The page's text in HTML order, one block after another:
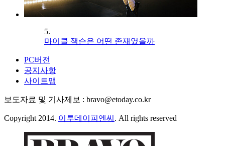
5.
마이클 잭슨은 어떤 존재였을까
PC버전
공지사항
사이트맵
보도자료 및 기사제보 : bravo@etoday.co.kr
Copyright 2014. 이투데이피엔씨 . All rights reserved